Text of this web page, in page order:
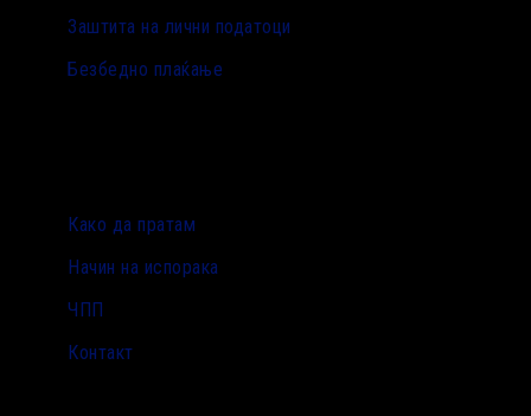
Заштита на лични податоци
Безбедно плаќање
Како да пратам
Начин на испорака
ЧПП
Контакт